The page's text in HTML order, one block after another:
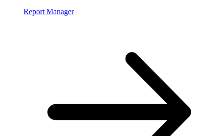
Report Manager